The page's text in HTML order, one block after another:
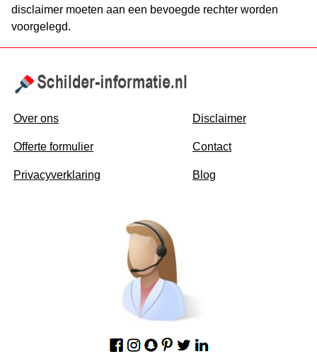
disclaimer moeten aan een bevoegde rechter worden
voorgelegd.
Over ons
Offerte formulier
Privacyverklaring
Disclaimer
Contact
Blog